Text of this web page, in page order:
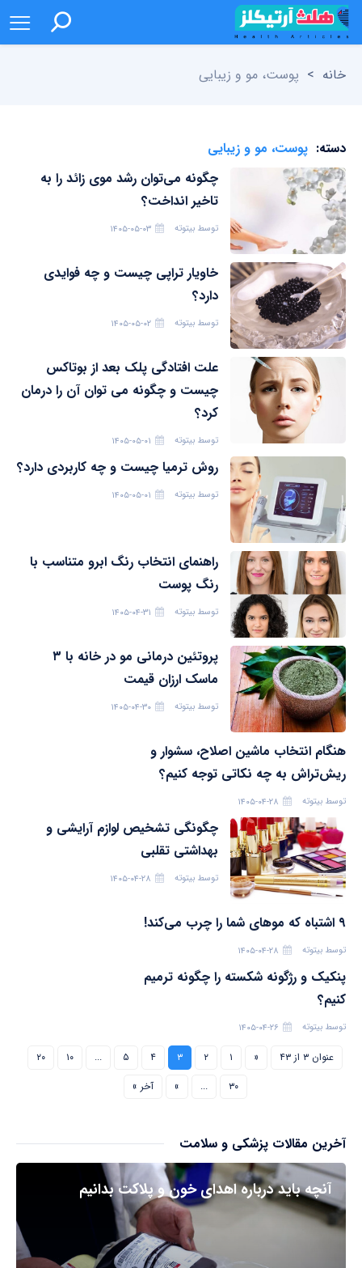
خانه > پوست، مو و زیبایی
دسته: پوست، مو و زیبایی
چگونه می‌توان رشد موی زائد را به
تاخیر انداخت؟
توسط بیتوته ۱۴۰۵-۰۵-۰۳
خاویار تراپی چیست و چه فوایدی
دارد؟
توسط بیتوته ۱۴۰۵-۰۵-۰۲
علت افتادگی پلک بعد از بوتاکس
چیست و چگونه می توان آن را درمان
کرد؟
توسط بیتوته ۱۴۰۵-۰۵-۰۱
روش ترمیا چیست و چه کاربردی دارد؟
توسط بیتوته ۱۴۰۵-۰۵-۰۱
راهنمای انتخاب رنگ ابرو متناسب با
رنگ پوست
توسط بیتوته ۱۴۰۵-۰۴-۳۱
پروتئین درمانی مو در خانه با ۳
ماسک ارزان قیمت
توسط بیتوته ۱۴۰۵-۰۴-۳۰
هنگام انتخاب ماشین اصلاح، سشوار و
ریش‌تراش به چه نکاتی توجه کنیم؟
توسط بیتوته ۱۴۰۵-۰۴-۲۸
چگونگی تشخیص لوازم آرایشی و
بهداشتی تقلبی
توسط بیتوته ۱۴۰۵-۰۴-۲۸
۹ اشتباه که موهای شما را چرب می‌کند!
توسط بیتوته ۱۴۰۵-۰۴-۲۸
پنکیک و رژگونه شکسته را چگونه ترمیم
کنیم؟
توسط بیتوته ۱۴۰۵-۰۴-۲۶
عنوان ۳ از ۴۳ « ۱ ۲ ۳ ۴ ۵ ... ۱۰
۲۰
۳۰
...
» آخر »
آخرین مقالات پزشکی و سلامت
آنچه باید درباره اهدای خون و پلاکت بدانیم